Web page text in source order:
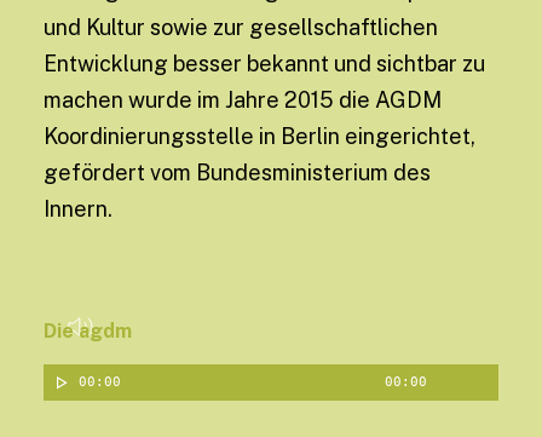
und Kultur sowie zur gesellschaftlichen
Entwicklung besser bekannt und sichtbar zu
machen wurde im Jahre 2015 die AGDM
Koordinierungsstelle in Berlin eingerichtet,
gefördert vom Bundesministerium des
Innern.
Die agdm
Audio-Player
00:00 00:00